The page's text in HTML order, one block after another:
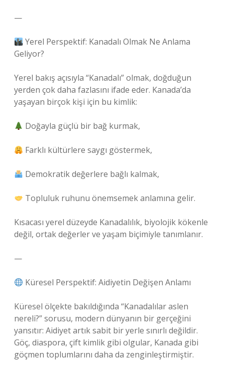
—
Yerel Perspektif: Kanadalı Olmak Ne Anlama
Geliyor?
Yerel bakış açısıyla “Kanadalı” olmak, doğduğun
yerden çok daha fazlasını ifade eder. Kanada’da
yaşayan birçok kişi için bu kimlik:
Doğayla güçlü bir bağ kurmak,
Farklı kültürlere saygı göstermek,
Demokratik değerlere bağlı kalmak,
Topluluk ruhunu önemsemek anlamına gelir.
Kısacası yerel düzeyde Kanadalılık, biyolojik kökenle
değil, ortak değerler ve yaşam biçimiyle tanımlanır.
—
Küresel Perspektif: Aidiyetin Değişen Anlamı
Küresel ölçekte bakıldığında “Kanadalılar aslen
nereli?” sorusu, modern dünyanın bir gerçeğini
yansıtır: Aidiyet artık sabit bir yerle sınırlı değildir.
Göç, diaspora, çift kimlik gibi olgular, Kanada gibi
göçmen toplumlarını daha da zenginleştirmiştir.